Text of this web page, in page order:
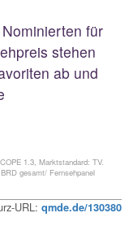
für
stehen
ab und
1.3, Marktstandard: TV.
gesamt/ Fernsehpanel
URL: qmde.de/130380